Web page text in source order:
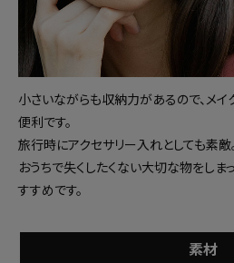
小さいながらも収納力があるので、メ
便利です。
旅行時にアクセサリー入れとしても素敵
おうちで失くしたくない大切な物をしま
すすめです。
素材